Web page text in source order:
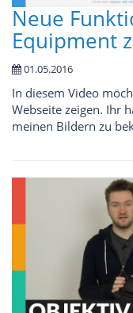
Neue
Equipment
01.05.2016
In diesem Video
Webseite zeigen. Ihr
meinen Bildern zu